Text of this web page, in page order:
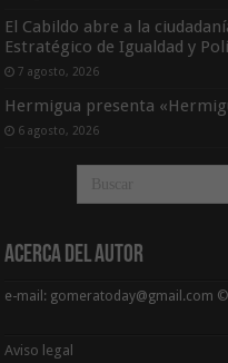
El Cabildo abre a la
Estratégico de Igualdad y
7 agosto, 2026
Hermigua presenta
6 agosto, 2026
Acerca del Autor
e-mail: gomeratoday@gmail.com
Aviso legal